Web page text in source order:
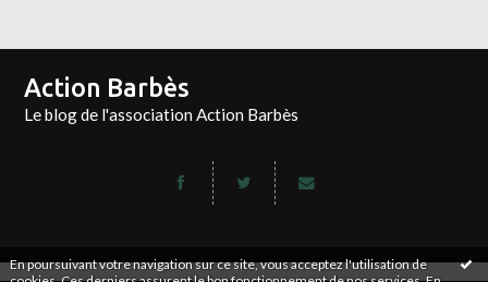
En poursuivant votre navigation sur ce site, vous acceptez l'utilisation de
Action Barbès
Le blog de l'association Action Barbès